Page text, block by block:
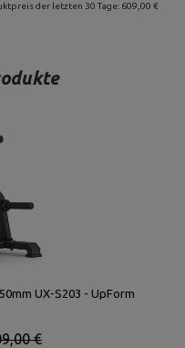
der letzten 30 Tage: 609,00 €
UX-S203 - UpForm
€